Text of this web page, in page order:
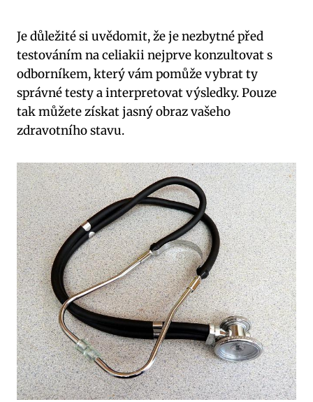
Je důležité si uvědomit, že je nezbytné před
testováním na celiakii nejprve konzultovat s
odborníkem, který vám pomůže vybrat ty
správné testy a interpretovat výsledky. Pouze
tak můžete získat jasný obraz vašeho
zdravotního stavu.